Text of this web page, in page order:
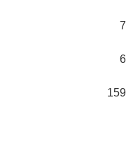
7
6
159